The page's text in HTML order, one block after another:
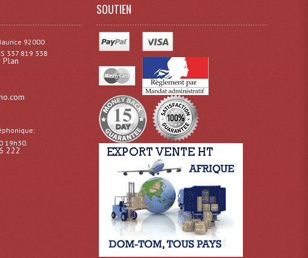
92000
337 819 338
Plan
19h30.
222
SOUTIEN